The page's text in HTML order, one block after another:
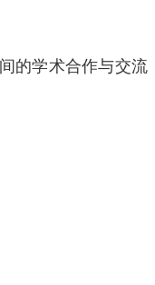
的学术合作与交流